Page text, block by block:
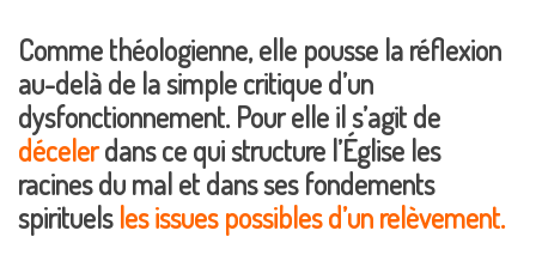
Comme théologienne, elle pousse la réflexion
au-delà de la simple critique d’un
dysfonctionnement. Pour elle il s’agit de
décelerdans ce qui structure l’Église les
racines du mal et dans ses fondements
spirituelsles issues possibles d’un relèvement.